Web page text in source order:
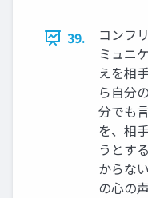
39.
コンフ
ミュニ
えを相
ら自分
分でも
を、相
うとす
からな
の心の